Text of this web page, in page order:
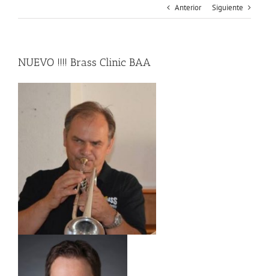
Anterior Siguiente
NUEVO !!!! Brass Clinic BAA